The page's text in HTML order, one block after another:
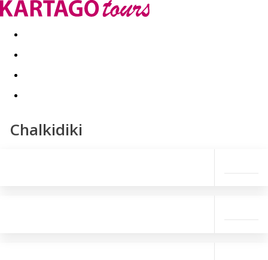
Last minute Dovolenkové kluby
Chalkidiki